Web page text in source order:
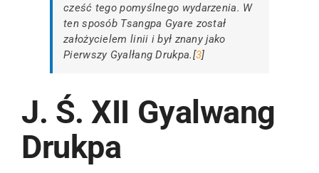
cześć tego pomyślnego wydarzenia. W
ten sposób Tsangpa Gyare został
założycielem linii i był znany jako
Pierwszy Gyalłang Drukpa.[3]
J. Ś. XII Gyalwang
Drukpa